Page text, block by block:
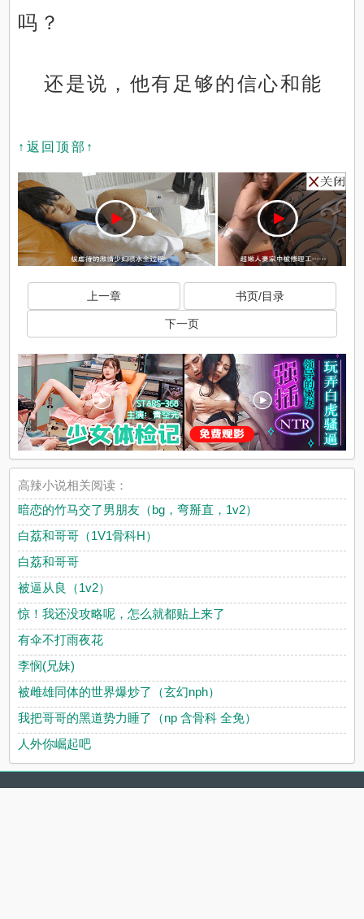
吗？
还是说，他有足够的信心和能
↑返回顶部↑
上一章 书页/目录
下一页
高辣小说相关阅读：
暗恋的竹马交了男朋友（bg，弯掰直，1v2）
白荔和哥哥（1V1骨科H）
白荔和哥哥
被逼从良（1v2）
惊！我还没攻略呢，怎么就都贴上来了
有伞不打雨夜花
李悯(兄妹)
被雌雄同体的世界爆炒了（玄幻nph）
我把哥哥的黑道势力睡了（np 含骨科 全免）
人外你崛起吧